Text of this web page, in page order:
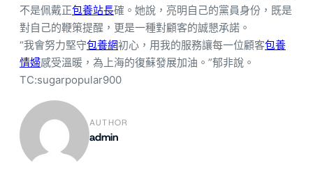
不是佩戴正包養站長確。她說，亮明自己的黨員身份，既是
對自己的鞭策提醒，更是一種對顧客的誠懇承諾。
“我會努力堅守包養網初心，用我的服務讓每一位顧客包養
情婦感受溫暖，為上海的復蘇發展加油。”郁非說。
TC:sugarpopular900
AUTHOR
admin